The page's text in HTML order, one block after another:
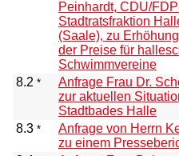
Peinhardt, CDU/
Stadtratsfraktion
(Saale), zu
der Preise für
Schwimmvereine
8.2 *
Anfrage Frau Dr.
zur aktuellen
Stadtbades Halle
8.3 *
Anfrage von Herrn
zu einem